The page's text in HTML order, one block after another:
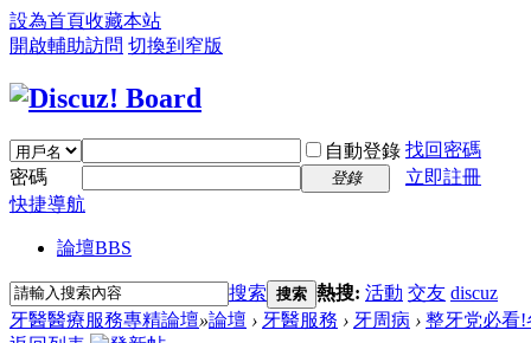
設為首頁收藏本站
開啟輔助訪問 切換到窄版
自動登錄 找回密碼
密碼
登錄
立即註冊
快捷導航
論壇BBS
搜索 搜索 熱搜: 活動 交友 discuz
牙醫醫療服務專精論壇»論壇 › 牙醫服務 › 牙周病 › 整牙党必看